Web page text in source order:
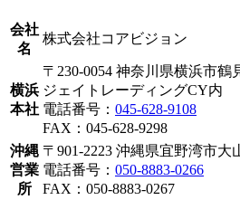
会社
名
株式会社コアビジョン
横浜
本社
〒230-0054 神奈川県横浜市
ジェイトレーディングCY内
電話番号： 045-628-9108
FAX：045-628-9298
沖縄
営業
所
〒901-2223 沖縄県宜野湾市大
電話番号： 050-8883-0266
FAX：050-8883-0267